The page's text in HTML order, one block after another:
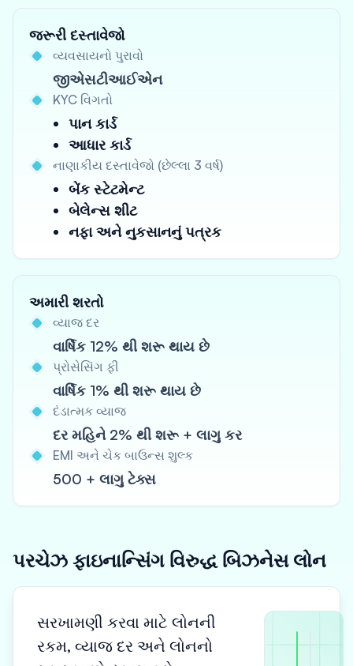
જરૂરી દસ્તાવેજો
વ્યવસાયનો પુરાવો
જીએસટીઆઈએન
KYC વિગતો
પાન કાર્ડ
આધાર કાર્ડ
નાણાકીય દસ્તાવેજો (છેલ્લા 3 વર્ષ)
બેંક સ્ટેટમેન્ટ
બેલેન્સ શીટ
નફા અને નુકસાનનું પત્રક
અમારી શરતો
વ્યાજ દર
વાર્ષિક 12% થી શરૂ થાય છે
પ્રોસેસિંગ ફી
વાર્ષિક 1% થી શરૂ થાય છે
દંડાત્મક વ્યાજ
દર મહિને 2% થી શરૂ + લાગુ કર
EMI અને ચેક બાઉન્સ શુલ્ક
500 + લાગુ ટેક્સ
પરચેઝ ફાઇનાન્સિંગ વિરુદ્ધ બિઝનેસ લોન
સરખામણી કરવા માટે લોનની
રકમ, વ્યાજ દર અને લોનનો